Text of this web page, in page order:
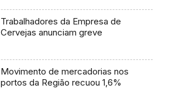
Trabalhadores da Empresa de
Cervejas anunciam greve
Movimento de mercadorias nos
portos da Região recuou 1,6%